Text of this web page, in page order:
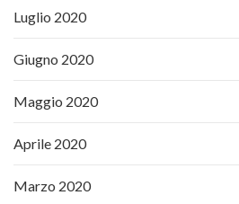
Luglio 2020
Giugno 2020
Maggio 2020
Aprile 2020
Marzo 2020